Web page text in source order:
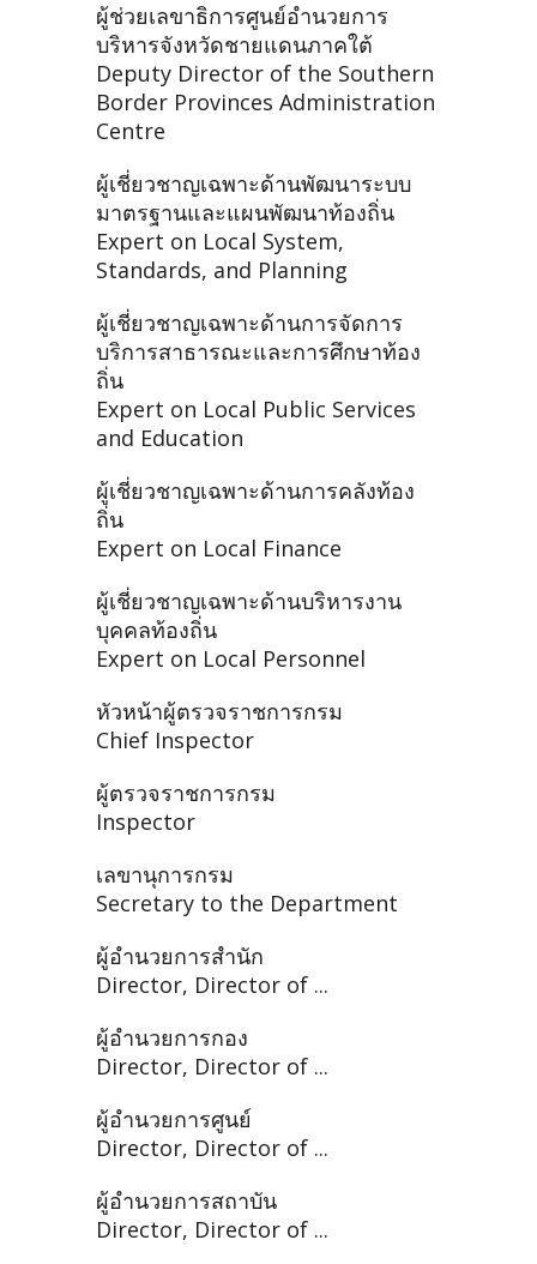
ผู้ช่วยเลขาธิการศูนย์อำนวยการ
บริหารจังหวัดชายแดนภาคใต้
Deputy Director of the Southern
Border Provinces Administration
Centre
ผู้เชี่ยวชาญเฉพาะด้านพัฒนาระบบ
มาตรฐานและแผนพัฒนาท้องถิ่น
Expert on Local System,
Standards, and Planning
ผู้เชี่ยวชาญเฉพาะด้านการจัดการ
บริการสาธารณะและการศึกษาท้อง
ถิ่น
Expert on Local Public Services
and Education
ผู้เชี่ยวชาญเฉพาะด้านการคลังท้อง
ถิ่น
Expert on Local Finance
ผู้เชี่ยวชาญเฉพาะด้านบริหารงาน
บุคคลท้องถิ่น
Expert on Local Personnel
หัวหน้าผู้ตรวจราชการกรม
Chief Inspector
ผู้ตรวจราชการกรม
Inspector
เลขานุการกรม
Secretary to the Department
ผู้อำนวยการสำนัก
Director, Director of ...
ผู้อำนวยการกอง
Director, Director of ...
ผู้อำนวยการศูนย์
Director, Director of ...
ผู้อำนวยการสถาบัน
Director, Director of ...